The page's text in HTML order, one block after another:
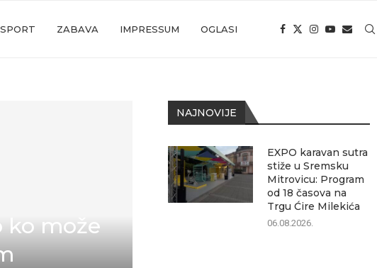
SPORT ZABAVA IMPRESSUM OGLASI
ko može
NAJNOVIJE
EXPO karavan sutra
stiže u Sremsku
Mitrovicu: Program
od 18 časova na
Trgu Ćire Milekića
06.08.2026.